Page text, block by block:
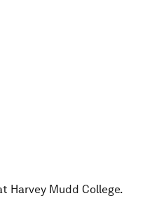
Harvey Mudd College.